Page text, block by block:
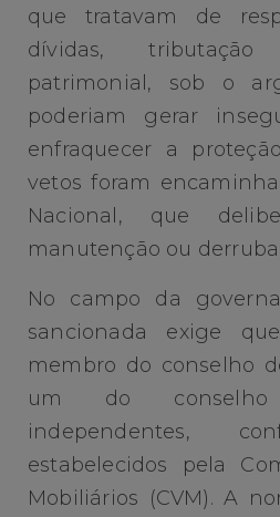
que tratavam de
dívidas,
patrimonial, sob o
poderiam gerar
enfraquecer a
vetos foram
Nacional, que
manutenção ou
No campo da
sancionada exige
membro do conselho
um do
independentes,
estabelecidos pela
Mobiliários (CVM). A